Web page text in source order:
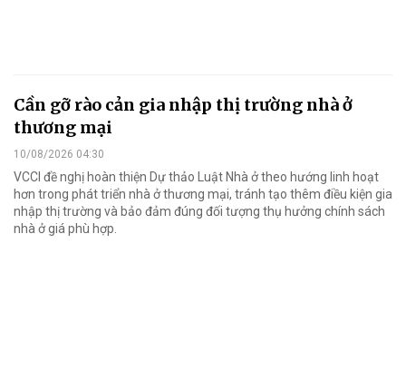
Cần gỡ rào cản gia nhập thị trường nhà ở
thương mại
10/08/2026 04:30
VCCI đề nghị hoàn thiện Dự thảo Luật Nhà ở theo hướng linh hoạt
hơn trong phát triển nhà ở thương mại, tránh tạo thêm điều kiện gia
nhập thị trường và bảo đảm đúng đối tượng thụ hưởng chính sách
nhà ở giá phù hợp.